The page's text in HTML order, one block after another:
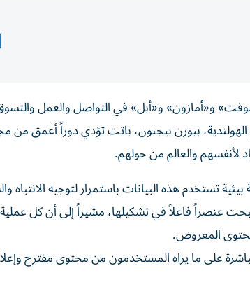
و«أمازون» و«أبل» في التواصل والعمل
الهولندية، بيورن بيجنون، باتت تؤدي دوراً أعمق من
لأنفسهم والعالم من حولهم.
تستخدم هذه البيانات باستمرار لتوجيه الانتباه
عنصراً فاعلاً في تشكيلها، مشيراً إلى أن كل
المعروض.
على ما يراه المستخدمون من محتوى مقترح